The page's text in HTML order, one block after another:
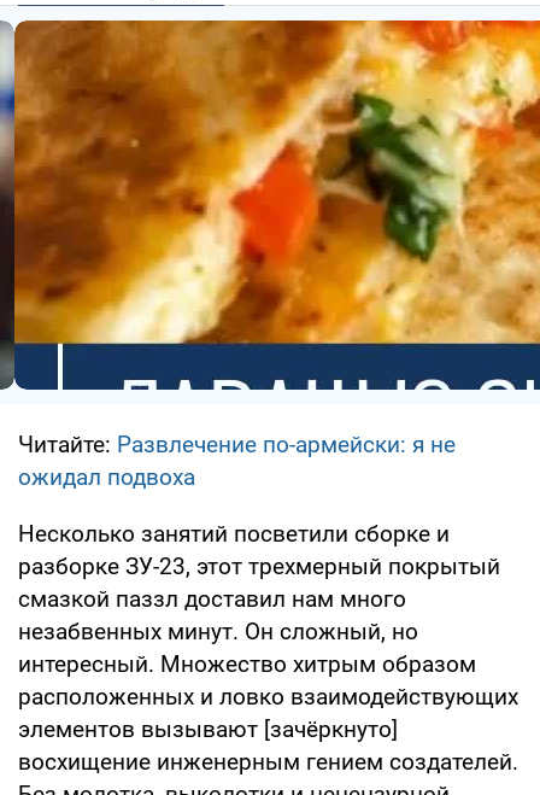
Читайте: Развлечение по-армейски: я не
ожидал подвоха
Несколько занятий посветили сборке и
разборке ЗУ-23, этот трехмерный покрытый
смазкой паззл доставил нам много
незабвенных минут. Он сложный, но
интересный. Множество хитрым образом
расположенных и ловко взаимодействующих
элементов вызывают [зачёркнуто]
восхищение инженерным гением создателей.